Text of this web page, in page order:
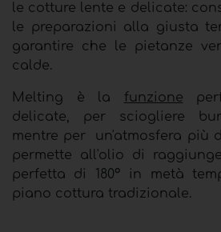
le cotture lente e delicate:
le preparazioni alla giusta
garantire che le pietanze
calde.
Melting è la funzione
delicate, per sciogliere
mentre per
un'atmosfera più
permette all'olio di
perfetta di 180° in metà
piano cottura tradizionale.